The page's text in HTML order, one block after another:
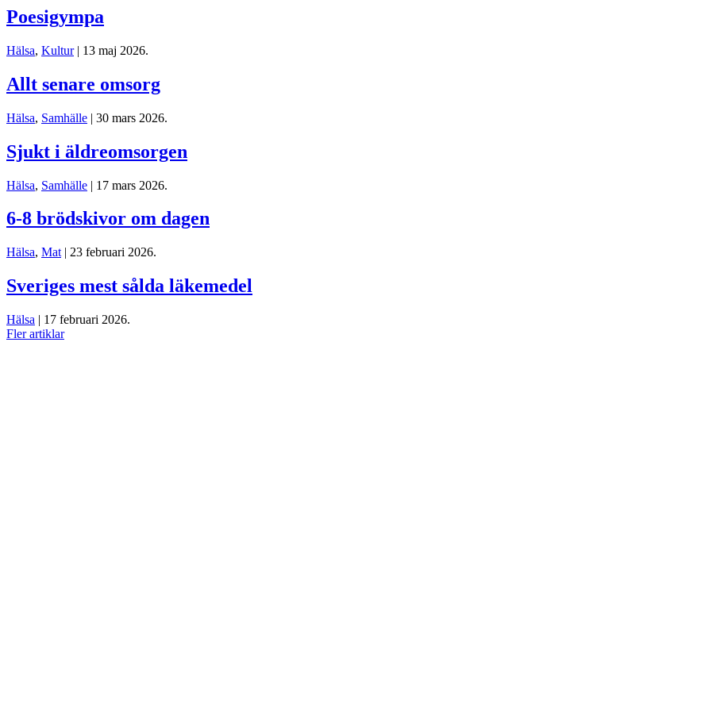
Poesigympa
Hälsa, Kultur| 13 maj 2026.
Allt senare omsorg
Hälsa, Samhälle | 30 mars 2026.
Sjukt i äldreomsorgen
Hälsa, Samhälle | 17 mars 2026.
6-8 brödskivor om dagen
Hälsa, Mat | 23 februari 2026.
Sveriges mest sålda läkemedel
Hälsa | 17 februari 2026.
Fler artiklar